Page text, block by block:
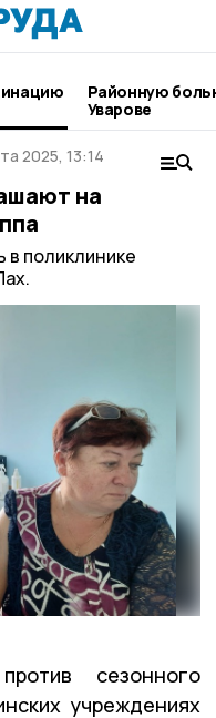
Районную
Уварове
2025, 13:14
на
в поликлинике
сезонного
учреждениях